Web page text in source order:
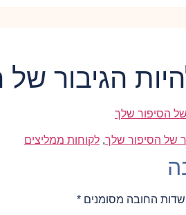
הגיבור של
של הסיפור שלך, לקוחות ממליצים
שדות החובה מסומנים *